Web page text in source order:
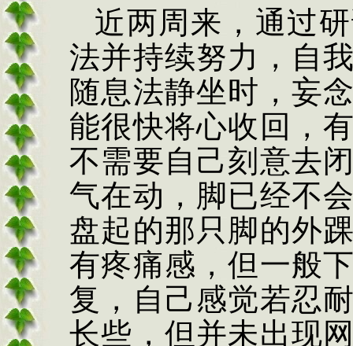
近两周来，通过
法并持续努力，自
随息法静坐时，妄
能很快将心收回，
不需要自己刻意去
气在动，脚已经不
盘起的那只脚的外
有疼痛感，但一般
复，自己感觉若忍
长些，但并未出现